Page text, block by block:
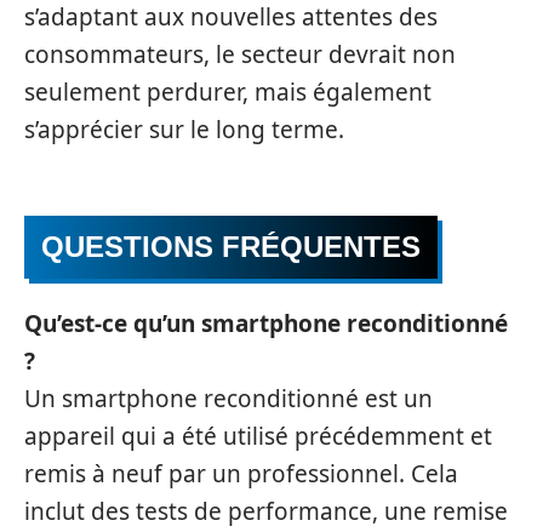
s’adaptant aux nouvelles attentes des
consommateurs, le secteur devrait non
seulement perdurer, mais également
s’apprécier sur le long terme.
QUESTIONS FRÉQUENTES
Qu’est-ce qu’un smartphone reconditionné
?
Un smartphone reconditionné est un
appareil qui a été utilisé précédemment et
remis à neuf par un professionnel. Cela
inclut des tests de performance, une remise